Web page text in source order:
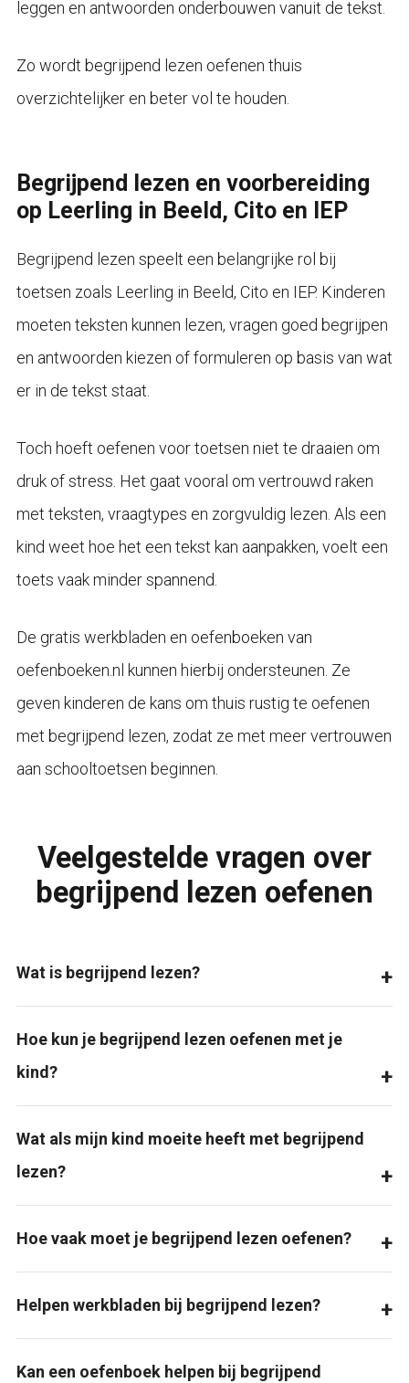
leggen en antwoorden onderbouwen vanuit de tekst.
Zo wordt begrijpend lezen oefenen thuis
overzichtelijker en beter vol te houden.
Begrijpend lezen en voorbereiding
op Leerling in Beeld, Cito en IEP
Begrijpend lezen speelt een belangrijke rol bij
toetsen zoals Leerling in Beeld, Cito en IEP. Kinderen
moeten teksten kunnen lezen, vragen goed begrijpen
en antwoorden kiezen of formuleren op basis van wat
er in de tekst staat.
Toch hoeft oefenen voor toetsen niet te draaien om
druk of stress. Het gaat vooral om vertrouwd raken
met teksten, vraagtypes en zorgvuldig lezen. Als een
kind weet hoe het een tekst kan aanpakken, voelt een
toets vaak minder spannend.
De gratis werkbladen en oefenboeken van
oefenboeken.nl kunnen hierbij ondersteunen. Ze
geven kinderen de kans om thuis rustig te oefenen
met begrijpend lezen, zodat ze met meer vertrouwen
aan schooltoetsen beginnen.
Veelgestelde vragen over
begrijpend lezen oefenen
Wat is begrijpend lezen?
Hoe kun je begrijpend lezen oefenen met je
kind?
Wat als mijn kind moeite heeft met begrijpend
lezen?
Hoe vaak moet je begrijpend lezen oefenen?
Helpen werkbladen bij begrijpend lezen?
Kan een oefenboek helpen bij begrijpend